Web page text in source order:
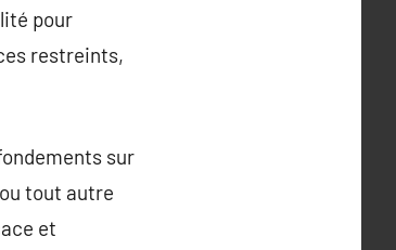
pour
restreints,
sur
tout autre
et